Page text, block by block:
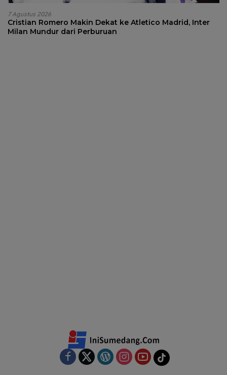
7 Agustus 2026
Cristian Romero Makin Dekat ke Atletico Madrid, Inter
Milan Mundur dari Perburuan